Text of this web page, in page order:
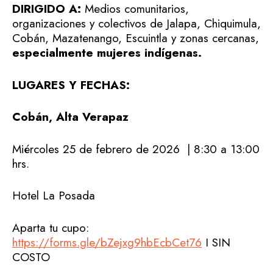
DIRIGIDO A: Medios comunitarios,
organizaciones y colectivos de Jalapa, Chiquimula,
Cobán, Mazatenango, Escuintla y zonas cercanas,
especialmente mujeres indígenas.
LUGARES Y FECHAS:
Cobán, Alta Verapaz
Miércoles 25 de febrero de 2026 | 8:30 a 13:00
hrs.
Hotel La Posada
Aparta tu cupo:
https://forms.gle/bZejxg9hbEcbCet76 I SIN
COSTO